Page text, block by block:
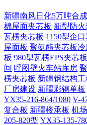
新疆南风日化5万吨合
棉屋面夹芯板 新型防
瓦楞夹芯板 1150型企
屋面板 聚氨酯夹芯板冷
板 980型瓦楞EPS夹芯板
间 呼图壁火车站库房
楞夹芯板 新疆钢结构工
厂房建设 新疆彩钢单板
YX35-216-864/1080 V-
复合板 新疆楼承板 机
205-820型 YX35-135-